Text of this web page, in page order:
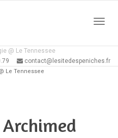
@ Le Tennessee
contact@lesitedespeniches.fr
Le Tennessee